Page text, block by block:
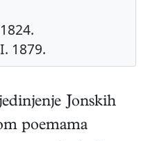
1879.
Jonskih
poemama